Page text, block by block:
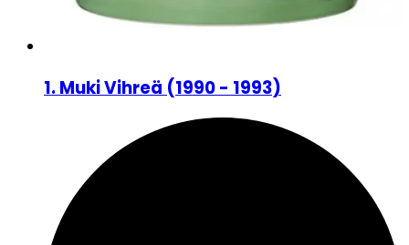
1.Muki Vihreä (1990 - 1993)